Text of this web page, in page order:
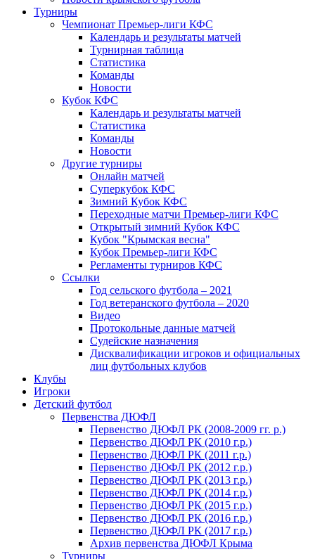
Турниры
Чемпионат Премьер-лиги КФС
Календарь и результаты матчей
Турнирная таблица
Статистика
Команды
Новости
Кубок КФС
Календарь и результаты матчей
Статистика
Команды
Новости
Другие турниры
Онлайн матчей
Суперкубок КФС
Зимний Кубок КФС
Переходные матчи Премьер-лиги КФС
Открытый зимний Кубок КФС
Кубок "Крымская весна"
Кубок Премьер-лиги КФС
Регламенты турниров КФС
Ссылки
Год сельского футбола – 2021
Год ветеранского футбола – 2020
Видео
Протокольные данные матчей
Судейские назначения
Дисквалификации игроков и официальных
лиц футбольных клубов
Клубы
Игроки
Детский футбол
Первенства ДЮФЛ
Первенство ДЮФЛ РК (2008-2009 гг. р.)
Первенство ДЮФЛ РК (2010 г.р.)
Первенство ДЮФЛ РК (2011 г.р.)
Первенство ДЮФЛ РК (2012 г.р.)
Первенство ДЮФЛ РК (2013 г.р.)
Первенство ДЮФЛ РК (2014 г.р.)
Первенство ДЮФЛ РК (2015 г.р.)
Первенство ДЮФЛ РК (2016 г.р.)
Первенство ДЮФЛ РК (2017 г.р.)
Архив первенства ДЮФЛ Крыма
Турниры